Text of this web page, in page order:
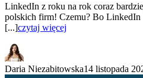
LinkedIn z roku na rok coraz
polskich firm! Czemu? Bo
[...]czytaj więcej
Daria Niezabitowska14 listopada